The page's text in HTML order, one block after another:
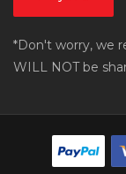
*Don't worry, we
WILL NOT be